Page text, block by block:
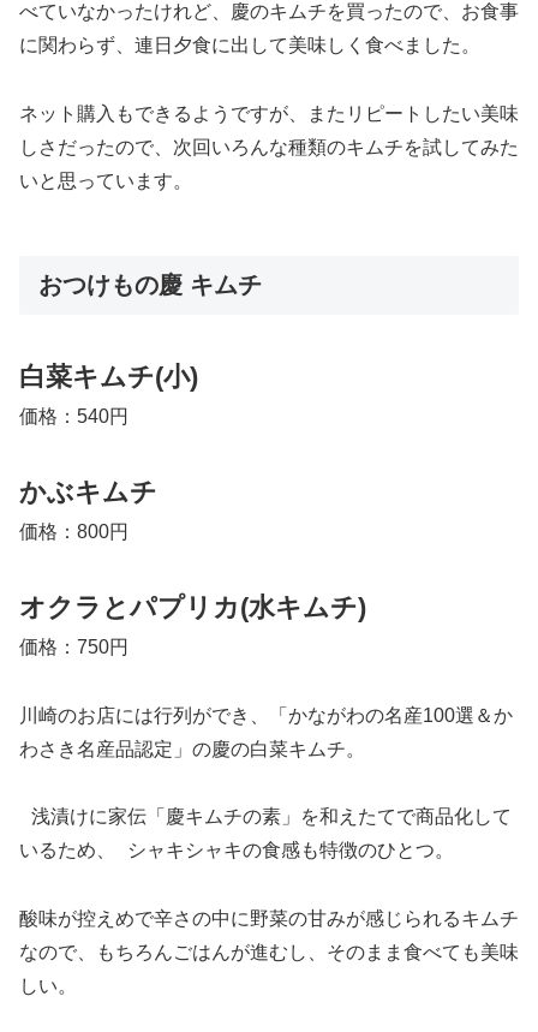
べていなかったけれど、慶のキムチを買ったので、お食事
に関わらず、連日夕食に出して美味しく食べました。
ネット購入もできるようですが、またリピートしたい美味
しさだったので、次回いろんな種類のキムチを試してみた
いと思っています。
おつけもの慶 キムチ
白菜キムチ(小)
価格：540円
かぶキムチ
価格：800円
オクラとパプリカ(水キムチ)
価格：750円
川崎のお店には行列ができ、「かながわの名産100選＆か
わさき名産品認定」の慶の白菜キムチ。
浅漬けに家伝「慶キムチの素」を和えたてで商品化して
いるため、 シャキシャキの食感も特徴のひとつ。
酸味が控えめで辛さの中に野菜の甘みが感じられるキムチ
なので、もちろんごはんが進むし、そのまま食べても美味
しい。